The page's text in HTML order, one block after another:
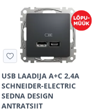
USB LAADIJA A+C 2,4A
SCHNEIDER-ELECTRIC
SEDNA DESIGN
ANTRATSIIT